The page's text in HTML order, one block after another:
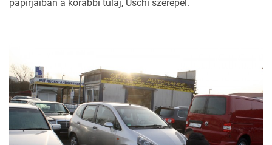
papírjaiban a korábbi tulaj, Uschi szerepel.